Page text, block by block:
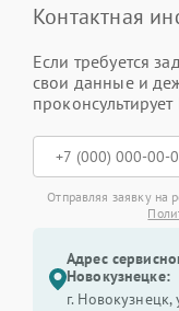
Контактная
Если требуется
свои данные и
проконсультирует
Отправляя заявку на
Адрес
Новокузнецке:
г.